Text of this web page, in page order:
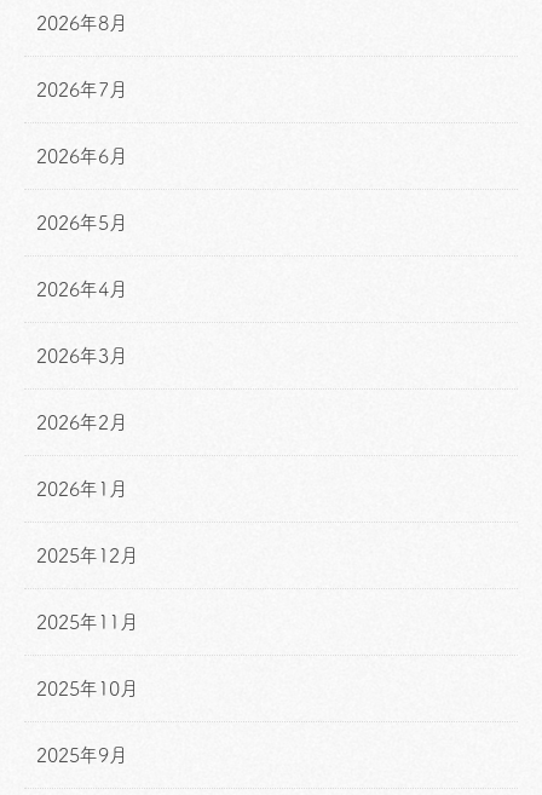
2026年8月
2026年7月
2026年6月
2026年5月
2026年4月
2026年3月
2026年2月
2026年1月
2025年12月
2025年11月
2025年10月
2025年9月